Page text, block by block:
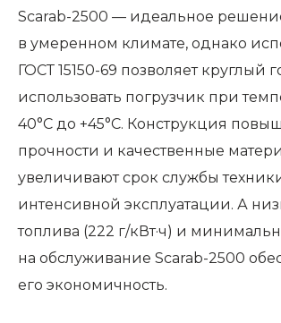
Scarab-2500 — идеальное
в умеренном климате, однако
ГОСТ 15150-69 позволяет круглый
использовать погрузчик при
40°C до +45°C. Конструкция
прочности и качественные
увеличивают срок службы
интенсивной эксплуатации. А
топлива (222 г/кВт·ч) и
на обслуживание Scarab-2500
его экономичность.